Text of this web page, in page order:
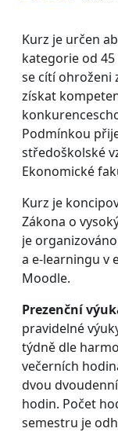
Kurz je určen
kategorie od
se cítí ohroženi
získat
Podmínkou
středoškolské
Ekonomické
Kurz je
Zákona o
je
a e-learningu v
Moodle.
Prezenční
pravidelné
týdně dle
večerních
dvou
hodin. Počet
semestru je